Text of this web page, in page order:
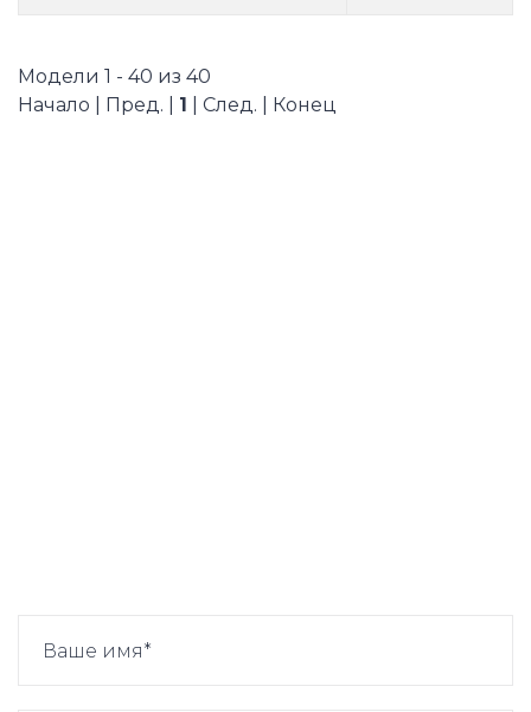
Модели 1 - 40 из 40
Начало | Пред. | 1 | След. | Конец